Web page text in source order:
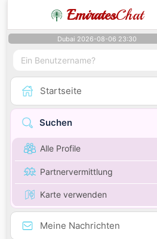
EmiratesChat
Dubai 2026-08-06 23:30
Startseite
Suchen
Alle Profile
Partnervermittlung
Karte verwenden
Meine Nachrichten